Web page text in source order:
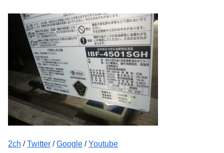
2ch /Twitter /Google /Youtube